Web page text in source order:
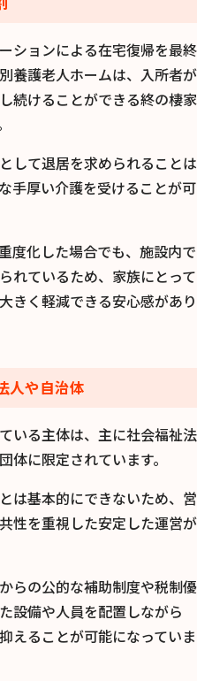
ションによる在宅復帰を最終
養護老人ホームは、入所者が
続けることができる終の棲家
して退居を求められることは
手厚い介護を受けることが可
度化した場合でも、施設内で
れているため、家族にとって
きく軽減できる安心感があり
人や自治体
いる主体は、主に社会福祉法
体に限定されています。
は基本的にできないため、営
性を重視した安定した運営が
らの公的な補助制度や税制優
設備や人員を配置しながら
えることが可能になっていま